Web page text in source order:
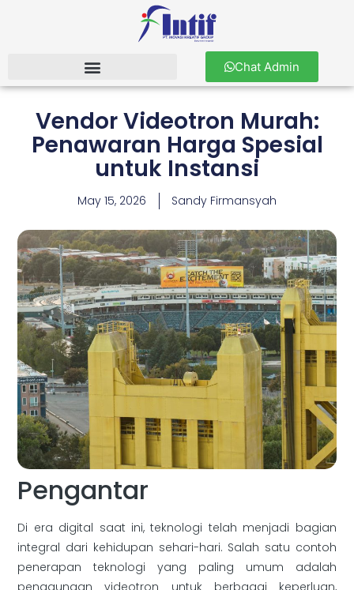
Chat Admin
Vendor Videotron Murah:
Penawaran Harga Spesial
untuk Instansi
May 15, 2026 Sandy Firmansyah
Pengantar
Di era digital saat ini, teknologi telah menjadi bagian
integral dari kehidupan sehari-hari. Salah satu contoh
penerapan teknologi yang paling umum adalah
penggunaan videotron untuk berbagai keperluan,